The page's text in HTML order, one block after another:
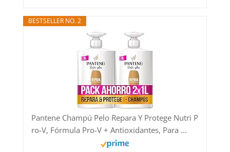
BESTSELLER NO. 2
Pantene Champú Pelo Repara Y Protege Nutri P
ro-V, Fórmula Pro-V + Antioxidantes, Para ...